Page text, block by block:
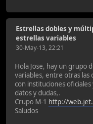
Estrellas dobles y
estrellas variables
30-May-13, 22:21
Hola Jose, hay un grupo
variables, entre otras las
con instituciones
datos y dudas,.
Crupo M-1 http://
Saludos